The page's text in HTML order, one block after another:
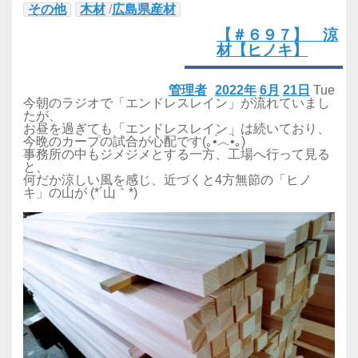
その他
木材/広島県産材
【＃６９７】 涼
材【ヒノキ】
2022年 6月 21日 Tue
管理者
今朝のラジオで「エンドレスレイン」が流れていまし
たが、
お昼を過ぎても「エンドレスレイン」は続いており、
今晩のカープの試合が心配です(｡•́︿•̀｡)
事務所の中もジメジメとする一方、工場へ行って見る
と、
何だか涼しい風を感じ、近づくと4方無節の「ヒノ
キ」の山が (*´山｀*)